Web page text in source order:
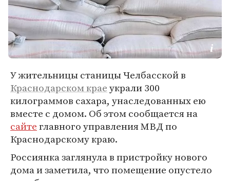
У жительницы станицы Челбасской в
Краснодарском краеукрали 300
килограммов сахара, унаследованных ею
вместе с домом. Об этом сообщается на
сайтеглавного управления МВД по
Краснодарскому краю.
Россиянка заглянула в пристройку нового
дома и заметила, что помещение опустело